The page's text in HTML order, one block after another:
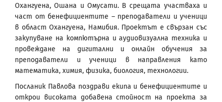
Охангуена, Ошана и Омусати. В срещата участваха и
част от бенефициентите – преподаватели и ученици
в област Охангуена, Намибия. Проектът е свързан със
закупуване на компютърна и аудиовизуална техника и
провеждане на дигитални и онлайн обучения за
преподаватели и ученици в направления като
математика, химия, физика, биология, технологии.
Посланик Павлова поздрави екипа и бенефициентите и
открои високата добавена стойност на проекта за